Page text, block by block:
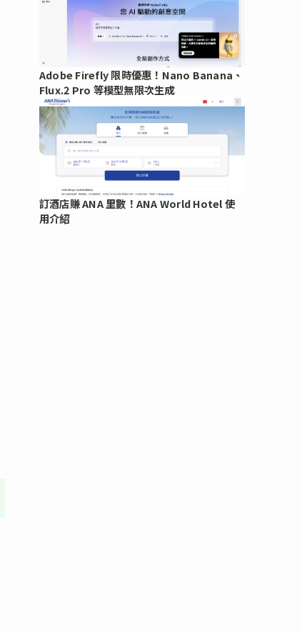
Adobe Firefly 限時優惠！Nano Banana、
Flux.2 Pro 等模型無限次生成
訂酒店賺 ANA 里數！ANA World Hotel 使
用介紹